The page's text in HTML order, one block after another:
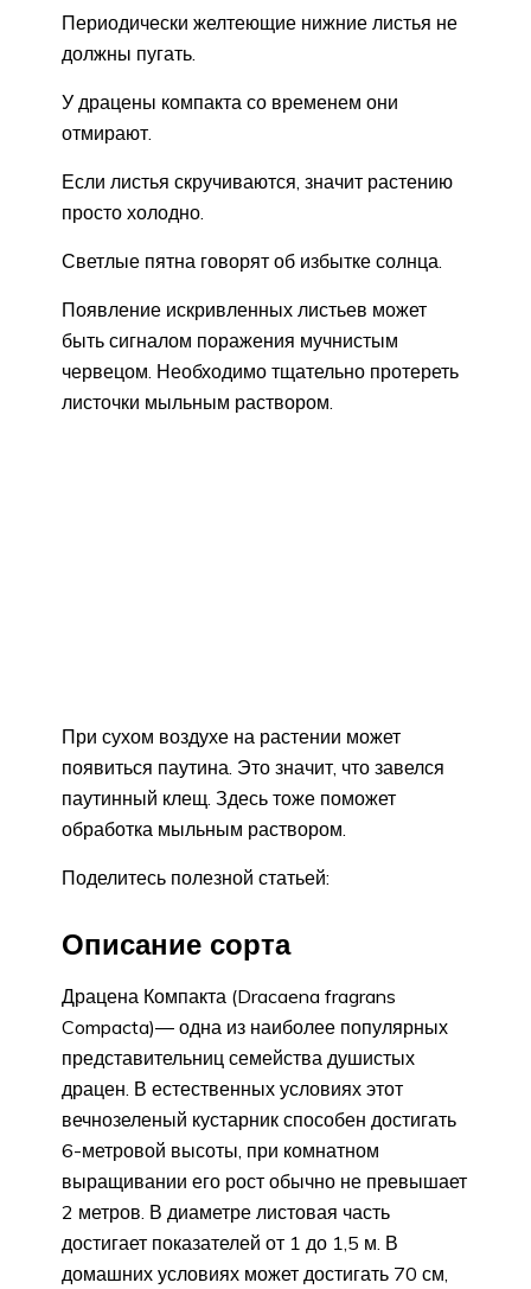
Периодически желтеющие нижние листья не
должны пугать.
У драцены компакта со временем они
отмирают.
Если листья скручиваются, значит растению
просто холодно.
Светлые пятна говорят об избытке солнца.
Появление искривленных листьев может
быть сигналом поражения мучнистым
червецом. Необходимо тщательно протереть
листочки мыльным раствором.
При сухом воздухе на растении может
появиться паутина. Это значит, что завелся
паутинный клещ. Здесь тоже поможет
обработка мыльным раствором.
Поделитесь полезной статьей:
Описание сорта
Драцена Компакта (Dracaena fragrans
Compacta)― одна из наиболее популярных
представительниц семейства душистых
драцен. В естественных условиях этот
вечнозеленый кустарник способен достигать
6-метровой высоты, при комнатном
выращивании его рост обычно не превышает
2 метров. В диаметре листовая часть
достигает показателей от 1 до 1,5 м. В
домашних условиях может достигать 70 см,